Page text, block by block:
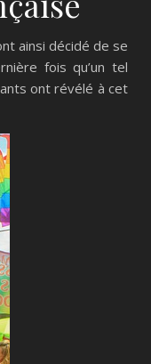
ainsi décidé de se
fois qu’un tel
ont révélé à cet